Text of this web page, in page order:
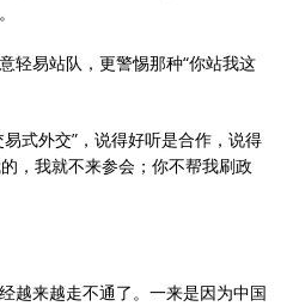
轻易站队，更警惕那种“你站我这
式外交”，说得好听是合作，说得
我就不来参会；你不帮我刷政
越来越走不通了。一来是因为中国